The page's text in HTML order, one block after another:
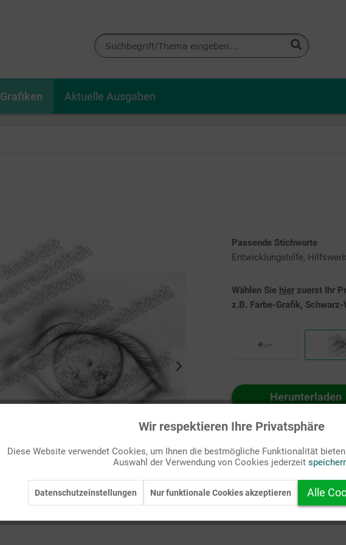
Grafiken Aktuelle Ausgaben
Passende Stichworte
Entwicklungshilfe,
Wählen Sie hier zuerst Ihr
z.B. Farbe-Grafik,
Herunterladen
Auf Ihren Merkzettel setzen
Wir respektieren Ihre Privatsphäre
Diese Website verwendet Cookies, um Ihnen die bestmögliche Funktionalität
Auswahl der Verwendung von Cookies jederzeit
Datenschutzeinstellungen Nur funktionale Cookies akzeptieren Alle